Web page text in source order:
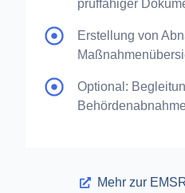
prüffähiger
Erstellung von
Optional:
Mehr zur